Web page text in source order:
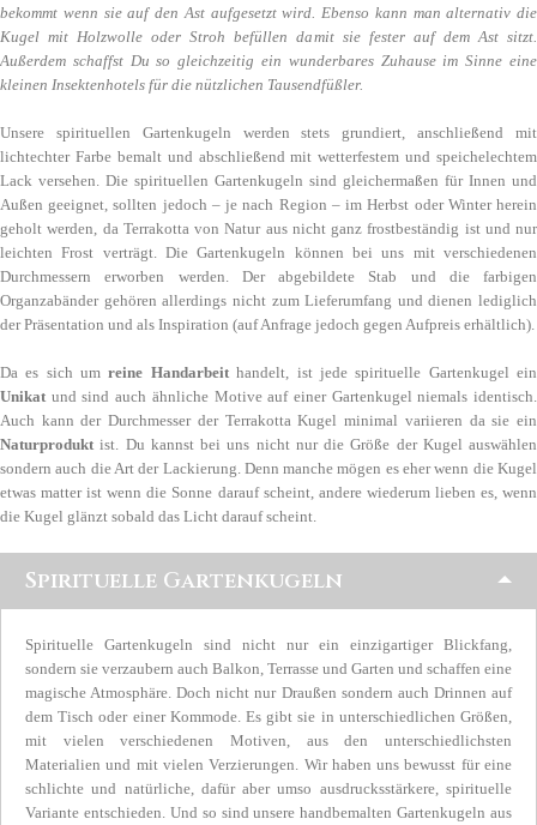
bekommt wenn sie auf den Ast aufgesetzt wird. Ebenso kann man alternativ die
Kugel mit Holzwolle oder Stroh befüllen damit sie fester auf dem Ast sitzt.
Außerdem schaffst Du so gleichzeitig ein wunderbares Zuhause im Sinne eine
kleinen Insektenhotels für die nützlichen Tausendfüßler.
Unsere spirituellen Gartenkugeln werden stets grundiert, anschließend mit
lichtechter Farbe bemalt und abschließend mit wetterfestem und speichelechtem
Lack versehen. Die spirituellen Gartenkugeln sind gleichermaßen für Innen und
Außen geeignet, sollten jedoch – je nach Region – im Herbst oder Winter herein
geholt werden, da Terrakotta von Natur aus nicht ganz frostbeständig ist und nur
leichten Frost verträgt. Die Gartenkugeln können bei uns mit verschiedenen
Durchmessern erworben werden. Der abgebildete Stab und die farbigen
Organzabänder gehören allerdings nicht zum Lieferumfang und dienen lediglich
der Präsentation und als Inspiration (auf Anfrage jedoch gegen Aufpreis erhältlich).
Da es sich umreine Handarbeithandelt, ist jede spirituelle Gartenkugel ein
Unikat und sind auch ähnliche Motive auf einer Gartenkugel niemals identisch.
Auch kann der Durchmesser der Terrakotta Kugel minimal variieren da sie ein
Naturprodukt ist. Du kannst bei uns nicht nur die Größe der Kugel auswählen
sondern auch die Art der Lackierung. Denn manche mögen es eher wenn die Kugel
etwas matter ist wenn die Sonne darauf scheint, andere wiederum lieben es, wenn
die Kugel glänzt sobald das Licht darauf scheint.
Spirituelle Gartenkugeln
Spirituelle Gartenkugeln sind nicht nur ein einzigartiger Blickfang,
sondern sie verzaubern auch Balkon, Terrasse und Garten und schaffen eine
magische Atmosphäre. Doch nicht nur Draußen sondern auch Drinnen auf
dem Tisch oder einer Kommode. Es gibt sie in unterschiedlichen Größen,
mit vielen verschiedenen Motiven, aus den unterschiedlichsten
Materialien und mit vielen Verzierungen. Wir haben uns bewusst für eine
schlichte und natürliche, dafür aber umso ausdrucksstärkere, spirituelle
Variante entschieden. Und so sind unsere handbemalten Gartenkugeln aus